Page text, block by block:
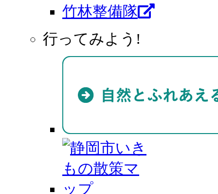
竹林整備隊
行ってみよう!